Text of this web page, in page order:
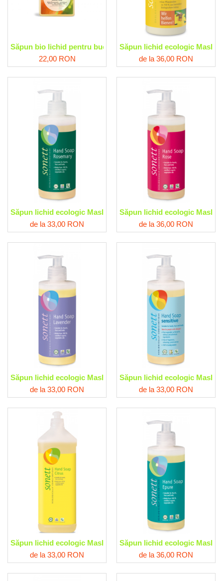
Săpun bio lichid pentru bucătărie Sodasan
22,00 RON
Săpun lichid ecologic
de la 36,00 RON
Săpun lichid ecologic Masline-Cocos-Rozmarin Sonett
de la 33,00 RON
Săpun lichid ecologic
de la 36,00 RON
Săpun lichid ecologic Masline-Cocos-Lavandă Sonett
de la 33,00 RON
Săpun lichid ecologic
de la 33,00 RON
Săpun lichid ecologic Masline-Cocos-Citrice Sonett
de la 33,00 RON
Săpun lichid ecologic
de la 36,00 RON